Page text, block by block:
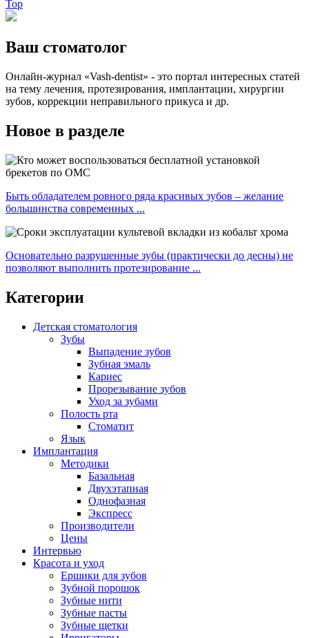
Top
Ваш стоматолог
Онлайн-журнал «Vash-dentist» - это портал интересных статей
на тему лечения, протезирования, имплантации, хирургии
зубов, коррекции неправильного прикуса и др.
Новое в разделе
Быть обладателем ровного ряда красивых зубов – желание
большинства современных ...
Основательно разрушенные зубы (практически до десны) не
позволяют выполнить протезирование ...
Категории
Детская стоматология
Зубы
Выпадение зубов
Зубная эмаль
Кариес
Прорезывание зубов
Уход за зубами
Полость рта
Стоматит
Язык
Имплантация
Методики
Базальная
Двухэтапная
Однофазная
Экспресс
Производители
Цены
Интервью
Красота и уход
Ершики для зубов
Зубной порошок
Зубные нити
Зубные пасты
Зубные щетки